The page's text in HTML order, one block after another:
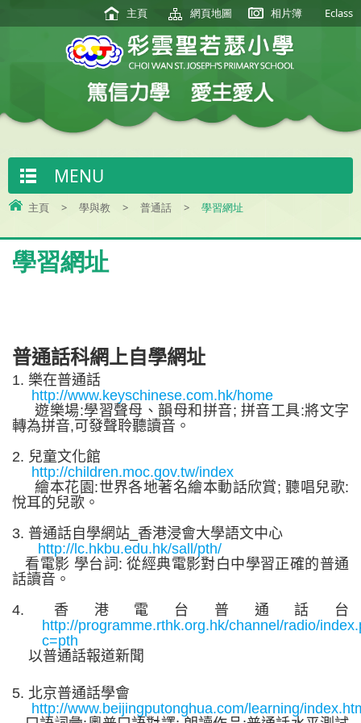
主頁 網頁地圖 相片簿 Eclass
MENU
主頁 > 學與教 > 普通話 > 學習網址
學習網址
普通話科網上自學網址
1. 樂在普通話
http://www.keyschinese.com.hk/home
遊樂場:學習聲母 、韻母和拼音; 拼音工具:將文字
轉為拼音,可發聲聆聽讀音 。
2. 兒童文化館
http://children.moc.gov.tw/index
繪本花 園 :世界各地著名繪本動話欣賞;聽唱兒歌:
悅耳的兒歌 。
3. 普通話自學網站 香港浸會大學語文中心
http://lc.hkbu.edu.hk/sall/pth/
看電影 學台詞 :從經典電影對白中學習正確的普通
話讀音 。
4. 香 港 電台普 通話 台
http://programme.rthk.org.hk/channel/radio/
c=pth
以普通話報道新聞
5. 北京普通話學會
http://www.beijingputonghua.com/learning/